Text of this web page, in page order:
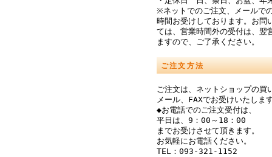
※ネットでのご注文、メールで
時間お受けしております。お問
ては、営業時間外の受付は、翌
ますので、ご了承ください。
ご注文方法
ご注文は、ネットショップの買
メール、FAXでお受けいたしま
◆お電話でのご注文受付は、
平日は、9：00～18：00
までお受けさせて頂きます。
お気軽にお電話ください。
TEL：093-321-1152